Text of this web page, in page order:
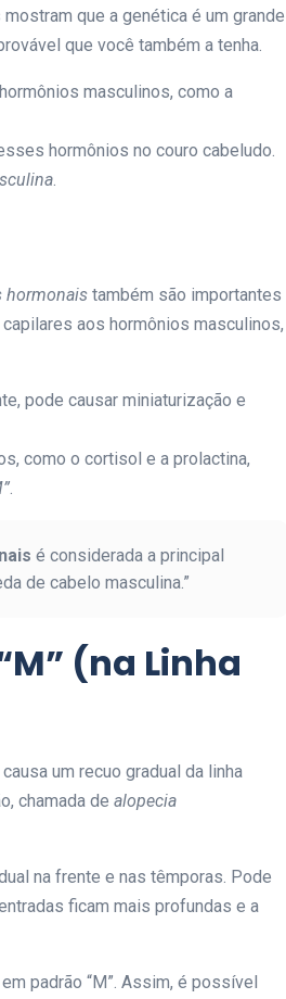
que a genética é um grande
que você também a tenha.
masculinos, como a
hormônios no couro cabeludo.
hormonais também são importantes
aos hormônios masculinos,
pode causar miniaturização e
como o cortisol e a prolactina,
é considerada a principal
de cabelo masculina.”
(na Linha
um recuo gradual da linha
chamada de alopecia
na frente e nas têmporas. Pode
ficam mais profundas e a
padrão “M”. Assim, é possível